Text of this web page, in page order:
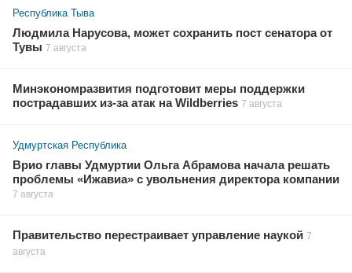
Республика Тыва
Людмила Нарусова, может сохранить пост сенатора от
Тувы 7 августа
Минэкономразвития подготовит меры поддержки
пострадавших из-за атак на Wildberries 7 августа
Удмуртская Республика
Врио главы Удмуртии Ольга Абрамова начала решать
проблемы «Ижавиа» с увольнения директора компании
7 августа
Правительство перестраивает управление наукой 7
августа